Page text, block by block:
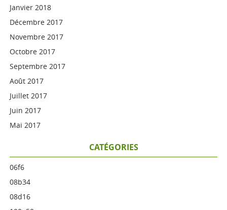
Janvier 2018
Décembre 2017
Novembre 2017
Octobre 2017
Septembre 2017
Août 2017
Juillet 2017
Juin 2017
Mai 2017
CATÉGORIES
06f6
08b34
08d16